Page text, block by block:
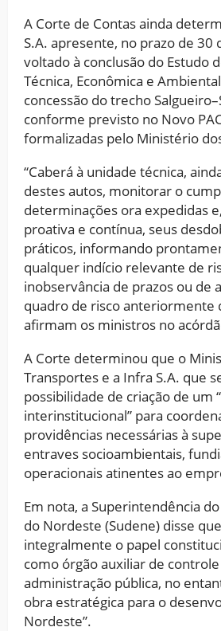
A Corte de Contas ainda
S.A. apresente, no prazo de 30
voltado à conclusão do Estudo
Técnica, Econômica e
concessão do trecho
conforme previsto no Novo
formalizadas pelo Ministério
“Caberá à unidade técnica,
destes autos, monitorar o
determinações ora expedidas
proativa e contínua, seus
práticos, informando
qualquer indício relevante de
inobservância de prazos ou de
quadro de risco anteriormente
afirmam os ministros no
A Corte determinou que o
Transportes e a Infra S.A. que
possibilidade de criação de um
interinstitucional” para
providências necessárias à
entraves socioambientais,
operacionais atinentes ao
Em nota, a Superintendência
do Nordeste (Sudene) disse
integralmente o papel
como órgão auxiliar de
administração pública, no
obra estratégica para o
Nordeste”.